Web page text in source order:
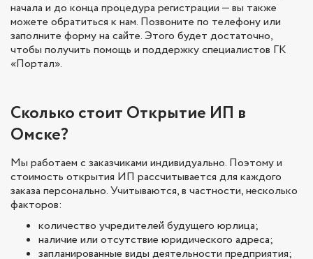
начала и до конца процедура регистрации — вы также
можете обратиться к нам. Позвоните по телефону или
заполните форму на сайте. Этого будет достаточно,
чтобы получить помощь и поддержку специалистов ГК
«Портал».
Сколько стоит Открытие ИП в
Омске?
Мы работаем с заказчиками индивидуально. Поэтому и
стоимость открытия ИП рассчитывается для каждого
заказа персонально. Учитываются, в частности, несколько
факторов:
количество учредителей будущего юрлица;
наличие или отсутствие юридического адреса;
запланированные виды деятельности предприятия;